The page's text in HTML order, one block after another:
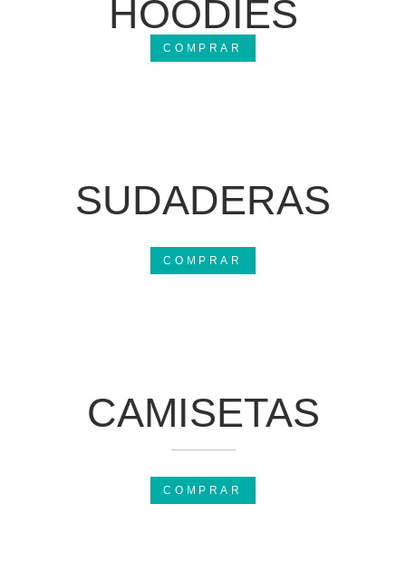
HOODIES
COMPRAR
SUDADERAS
COMPRAR
CAMISETAS
COMPRAR